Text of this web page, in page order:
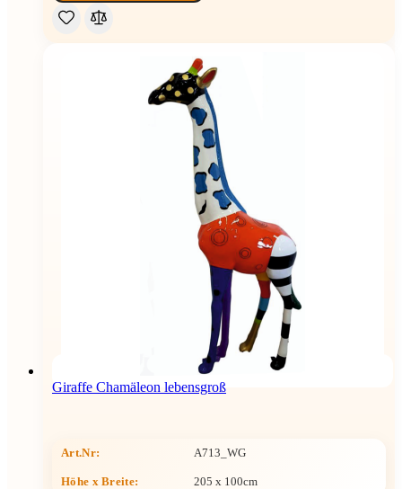
Giraffe Chamäleon lebensgroß
Art.Nr: A713_WG
Höhe x Breite: 205 x 100cm